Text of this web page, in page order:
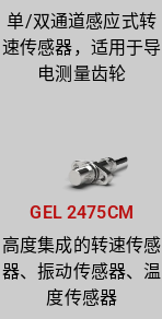
单/双通道感应式转
速传感器，适用于导
电测量齿轮
GEL 2475CM
高度集成的转速传感
器、振动传感器、温
度传感器